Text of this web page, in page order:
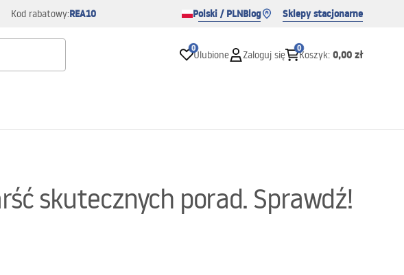
Kod rabatowy:REA10 Polski / PLNBlog Sklepy stacjonarne
0
Ulubione Zaloguj się
0
Koszyk: 0,00 zł
skutecznych porad. Sprawdź!